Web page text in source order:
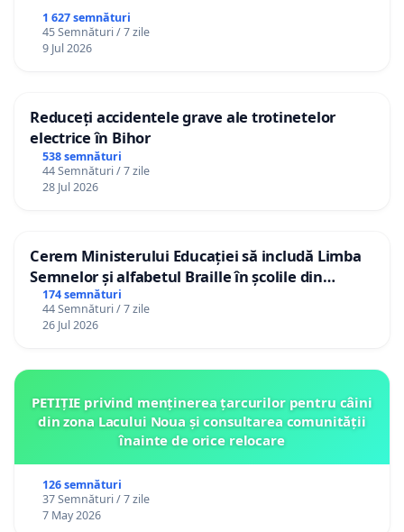
1 627 semnături
45 Semnături / 7 zile
9 Jul 2026
Reduceți accidentele grave ale trotinetelor
electrice în Bihor
538 semnături
44 Semnături / 7 zile
28 Jul 2026
Cerem Ministerului Educației să includă Limba
Semnelor și alfabetul Braille în școlile din
Republica Moldova!
174 semnături
44 Semnături / 7 zile
26 Jul 2026
PETIȚIE privind menținerea țarcurilor pentru câini
din zona Lacului Noua și consultarea comunității
înainte de orice relocare
126 semnături
37 Semnături / 7 zile
7 May 2026